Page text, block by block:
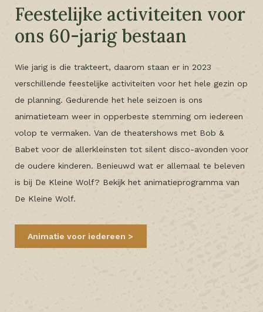
Feestelijke activiteiten voor
ons 60-jarig bestaan
Wie jarig is die trakteert, daarom staan er in 2023
verschillende feestelijke activiteiten voor het hele gezin op
de planning. Gedurende het hele seizoen is ons
animatieteam weer in opperbeste stemming om iedereen
volop te vermaken. Van de theatershows met Bob &
Babet voor de allerkleinsten tot silent disco-avonden voor
de oudere kinderen. Benieuwd wat er allemaal te beleven
is bij De Kleine Wolf? Bekijk het animatieprogramma van
De Kleine Wolf.
Animatie voor iedereen